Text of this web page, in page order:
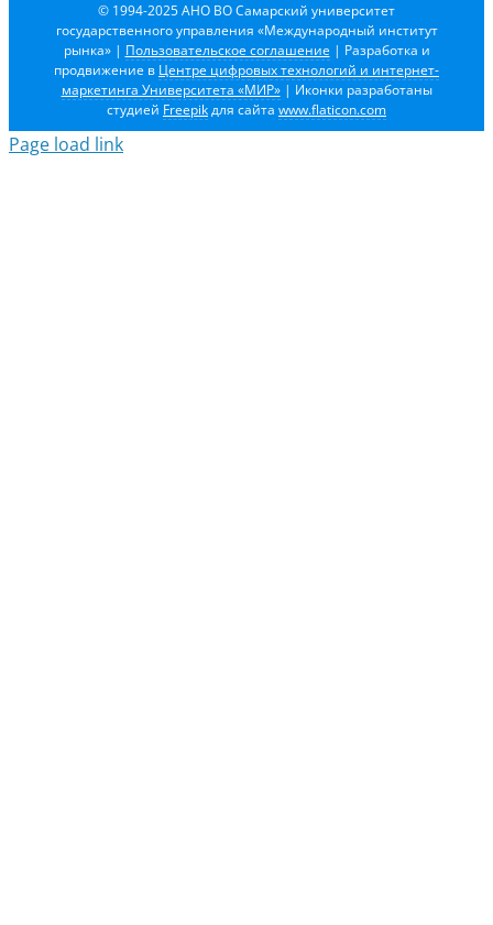
© 1994-2025 АНО ВО Самарский университет
государственного управления «Международный институт
рынка» | Пользовательское соглашение | Разработка и
продвижение в Центре цифровых технологий и интернет-
маркетинга Университета «МИР»| Иконки разработаны
студией Freepikдля сайта www.flaticon.com
Page load link